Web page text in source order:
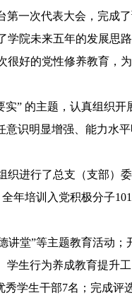
第一次代表大会，完成
学院未来五年的发展思
很好的党性修养教育，
” 的主题，认真组织开
意识明显增强、能力水
进行了总支（支部）
年培训入党积极分子
讲堂”等主题教育活动；
学生行为养成教育提升工
秀学生干部7名；完成评